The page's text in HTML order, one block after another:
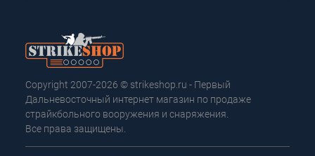
Copyright 2007-2026 © strikeshop.ru - Первый
Дальневосточный интернет магазин по продаже
страйкбольного вооружения и снаряжения.
Все права защищены.